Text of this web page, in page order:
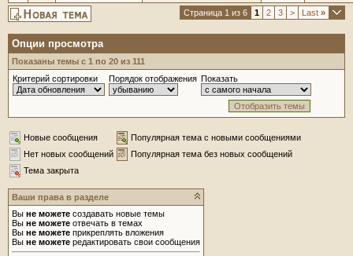
Страница 1 из 6 1 2 3 > Last »
Опции просмотра
Показаны темы с 1 по 20 из 111
Критерий сортировки
Порядок отображения Показать
Новые сообщения
Популярная тема с новыми сообщениями
Нет новых сообщений
Популярная тема без новых сообщений
Тема закрыта
Ваши права в разделе
Вы не можете создавать новые темы
Вы не можете отвечать в темах
Вы не можете прикреплять вложения
Вы не можете редактировать свои сообщения